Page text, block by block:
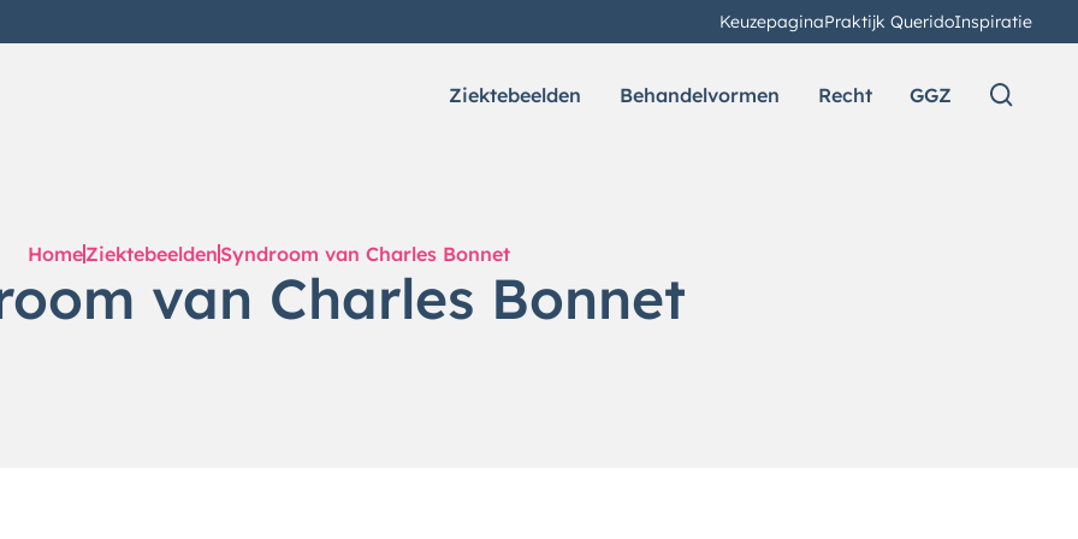
KeuzepaginaPraktijk QueridoInspiratie
Ziektebeelden Behandelvormen Recht GGZ
HomeZiektebeelden Syndroom van Charles Bonnet
van Charles Bonnet